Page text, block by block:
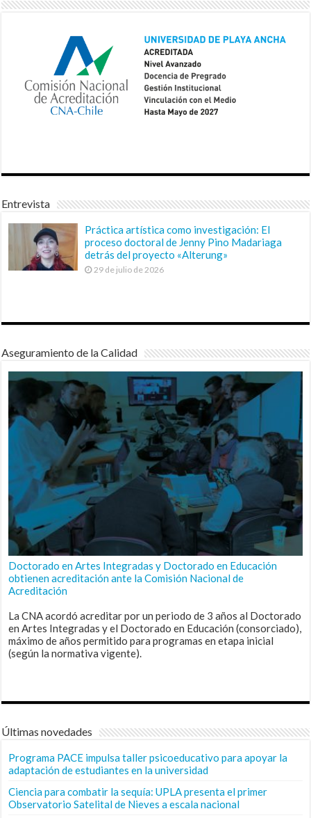
Entrevista
Práctica artística como investigación: El
proceso doctoral de Jenny Pino Madariaga
detrás del proyecto «Alterung»
29 de julio de 2026
Aseguramiento de la Calidad
Doctorado en Artes Integradas y Doctorado en Educación
obtienen acreditación ante la Comisión Nacional de
Acreditación
La CNA acordó acreditar por un periodo de 3 años al Doctorado
en Artes Integradas y el Doctorado en Educación (consorciado),
máximo de años permitido para programas en etapa inicial
(según la normativa vigente).
Últimas novedades
Programa PACE impulsa taller psicoeducativo para apoyar la
adaptación de estudiantes en la universidad
Ciencia para combatir la sequía: UPLA presenta el primer
Observatorio Satelital de Nieves a escala nacional